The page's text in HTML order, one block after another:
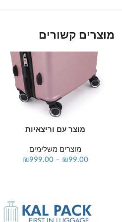
מוצרים קשורים
בחר אפשרויותמוצר עם וריצאיות
מוצרים משלימים
₪99.00
–
₪999.00